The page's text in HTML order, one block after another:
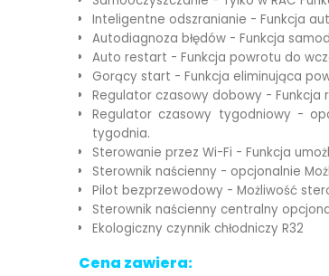
Inteligentne odszranianie - Funkcja
Autodiagnoza błędów - Funkcja
Auto restart - Funkcja powrotu do
Gorący start - Funkcja eliminująca
Regulator czasowy dobowy - Funkcja
Regulator czasowy tygodniowy -
tygodnia.
Sterowanie przez Wi-Fi - Funkcja
Sterownik naścienny - opcjonalnie
Pilot bezprzewodowy - Możliwość
Sterownik naścienny centralny
Ekologiczny czynnik chłodniczy R32
Cena zawiera: